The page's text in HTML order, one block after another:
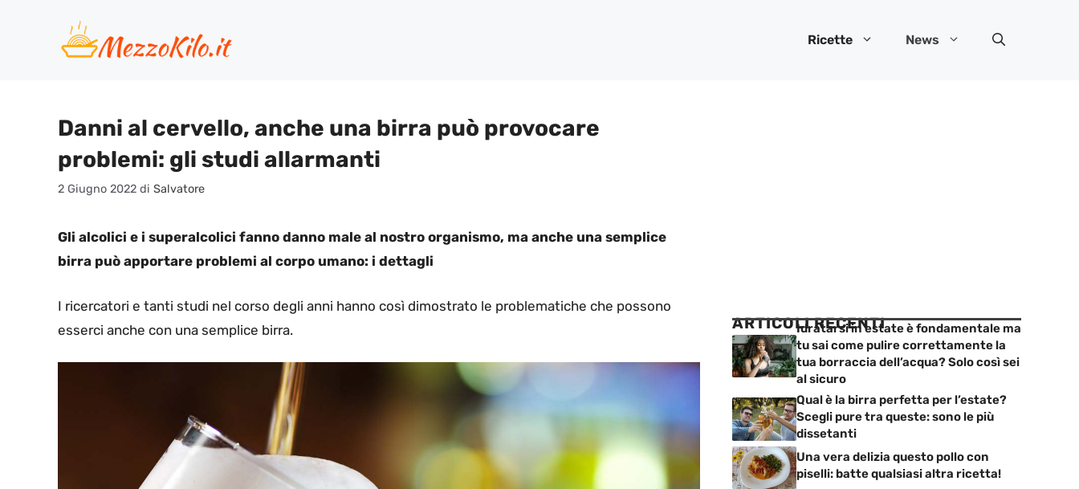
contenuto
Ricette News
Danni al cervello, anche una birra può provocare
problemi: gli studi allarmanti
2 Giugno 2022 di Salvatore
Gli alcolici e i superalcolici fanno danno male al nostro organismo, ma anche una semplice
birra può apportare problemi al corpo umano: i dettagli
I ricercatori e tanti studi nel corso degli anni hanno così dimostrato le problematiche che possono
esserci anche con una semplice birra.
ARTICOLI RECENTI
Idratarsi in estate è fondamentale ma
tu sai come pulire correttamente la
tua borraccia dell’acqua? Solo così sei
al sicuro
Qual è la birra perfetta per l’estate?
Scegli pure tra queste: sono le più
dissetanti
Una vera delizia questo pollo con
piselli: batte qualsiasi altra ricetta!